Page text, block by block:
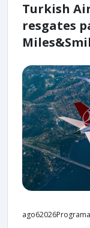
Turkish
resgates